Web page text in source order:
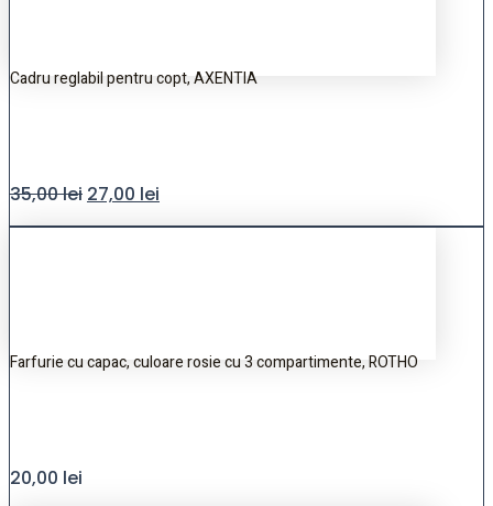
Cadru reglabil pentru copt, AXENTIA
35,00lei 27,00 lei
Farfurie cu capac, culoare rosie cu 3 compartimente, ROTHO
20,00 lei